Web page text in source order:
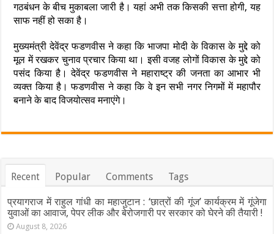
गठबंधन के बीच मुकाबला जारी है। यहां अभी तक किसकी सत्ता होगी, यह
साफ नहीं हो सका है।
मुख्यमंत्री देवेंद्र फडणवीस ने कहा कि भाजपा मोदी के विकास के मुद्दे को
मूल में रखकर चुनाव प्रचार किया था। इसी वजह लोगों विकास के मुद्दे को
पसंद किया है। देवेंद्र फडणवीस ने महाराष्ट्र की जनता का आभार भी
व्यक्त किया है। फडणवीस ने कहा कि वे इन सभी नगर निगमों में महापौर
बनाने के बाद विजयोत्सव मनाएंगे।
Recent Popular Comments Tags
प्रयागराज में राहुल गांधी का महाजुटान : ‘छात्रों की गूंज’ कार्यक्रम में गूंजेगा
युवाओं का आवाज, पेपर लीक और बेरोजगारी पर सरकार को घेरने की तैयारी !
August 8, 2026